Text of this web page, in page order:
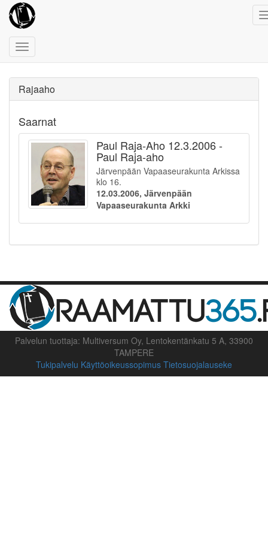
Toggle
navigation
Rajaaho
Saarnat
Paul Raja-Aho 12.3.2006 -
Paul Raja-aho
Järvenpään Vapaaseurakunta Arkissa
klo 16.
12.03.2006, Järvenpään
Vapaaseurakunta Arkki
Palvelun tuottaja: Multiversum Oy, Lentokentänkatu 5 A, 33900
TAMPERE
Tukipalvelu Käyttöoikeussopimus Tietosuojalauseke